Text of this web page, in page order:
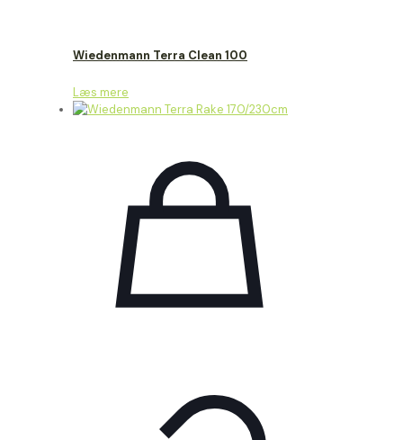
Wiedenmann Terra Clean 100
Læs mere